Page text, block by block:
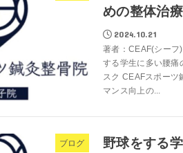
めの整体治
2024.10.21
著者：CEAF(シー
する学生に多い腰痛
スク CEAFスポーツ
マンス向上の...
ブログ
野球をする